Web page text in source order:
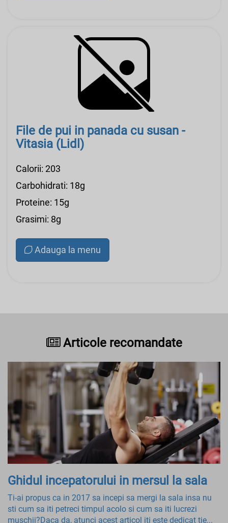
File de pui in panada cu susan -
Vitasia (Lidl)
Calorii: 203
Carbohidrati: 18g
Proteine: 15g
Grasimi: 8g
Adauga la menu
Articole recomandate
Ghidul incepatorului in mersul la sala
Ti-ai propus ca in 2017 sa incepi sa mergi la sala insa nu
sti cum sa iti petreci timpul acolo si cum sa iti lucrezi
muschii?Daca da, atunci acest articol iti este dedicat tie...